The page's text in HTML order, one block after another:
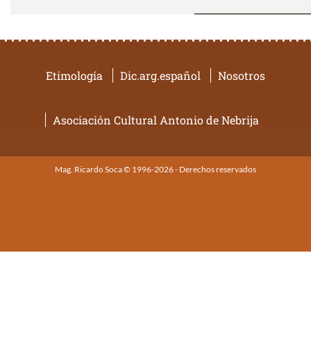
Etimología Dic.arg.español Nosotros
Asociación Cultural Antonio de Nebrija
Mag. Ricardo Soca © 1996-2026 - Derechos reservados